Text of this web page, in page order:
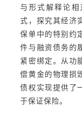
与形式解释论
式，探究其经济
保单中的特别约
件与融资债务的
紧密绑定。从功
偿黄金的物理损
债权实现提供了
于保证保险。